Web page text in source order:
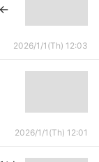
2026/1/1(Th) 12:03
2026/1/1(Th) 12:01